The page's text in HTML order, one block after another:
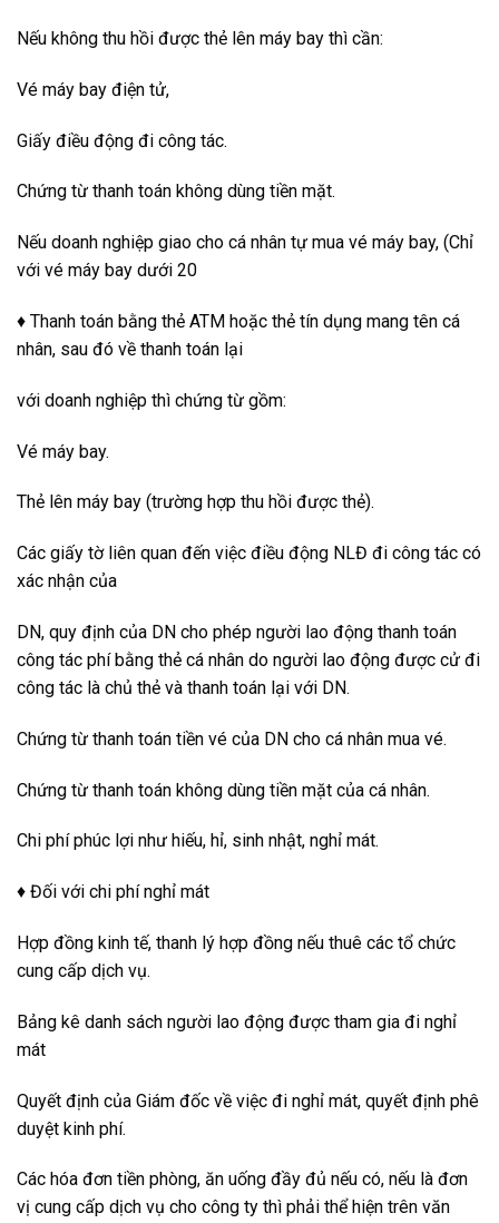
Nếu không thu hồi được thẻ lên máy bay thì cần:
Vé máy bay điện tử,
Giấy điều động đi công tác.
Chứng từ thanh toán không dùng tiền mặt.
Nếu doanh nghiệp giao cho cá nhân tự mua vé máy bay, (Chỉ
với vé máy bay dưới 20
♦ Thanh toán bằng thẻ ATM hoặc thẻ tín dụng mang tên cá
nhân, sau đó về thanh toán lại
với doanh nghiệp thì chứng từ gồm:
Vé máy bay.
Thẻ lên máy bay (trường hợp thu hồi được thẻ).
Các giấy tờ liên quan đến việc điều động NLĐ đi công tác có
xác nhận của
DN, quy định của DN cho phép người lao động thanh toán
công tác phí bằng thẻ cá nhân do người lao động được cử đi
công tác là chủ thẻ và thanh toán lại với DN.
Chứng từ thanh toán tiền vé của DN cho cá nhân mua vé.
Chứng từ thanh toán không dùng tiền mặt của cá nhân.
Chi phí phúc lợi như hiếu, hỉ, sinh nhật, nghỉ mát.
♦ Đối với chi phí nghỉ mát
Hợp đồng kinh tế, thanh lý hợp đồng nếu thuê các tổ chức
cung cấp dịch vụ.
Bảng kê danh sách người lao động được tham gia đi nghỉ
mát
Quyết định của Giám đốc về việc đi nghỉ mát, quyết định phê
duyệt kinh phí.
Các hóa đơn tiền phòng, ăn uống đầy đủ nếu có, nếu là đơn
vị cung cấp dịch vụ cho công ty thì phải thể hiện trên văn